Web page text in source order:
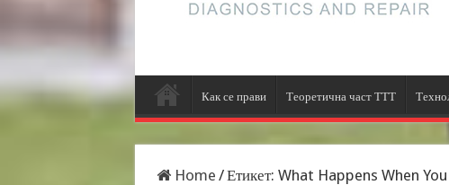
Как се прави Теоретична част ТТТ
Home /Етикет: What Happens When